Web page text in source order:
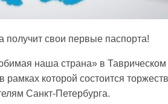
свои первые паспорта!
наша страна» в
которой состоится
Санкт-Петербурга.